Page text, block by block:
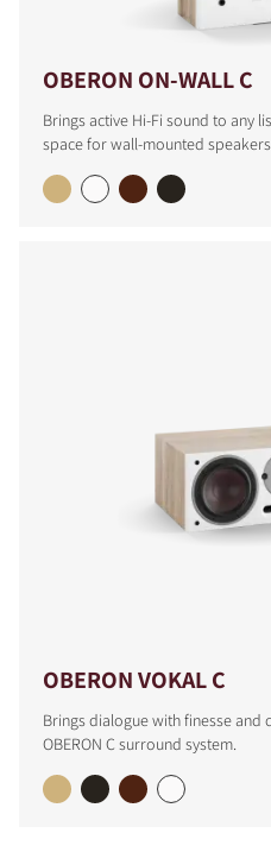
OBERON ON-WALL C
Brings active Hi-Fi sound to any
space for wall-mounted
OBERON VOKAL C
Brings dialogue with finesse and
OBERON C surround system.
COMPARAR